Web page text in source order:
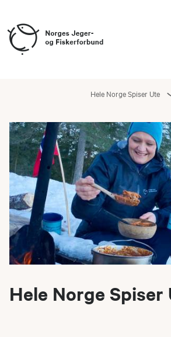
Hele Norge Spiser Ute
Hele Norge Spiser